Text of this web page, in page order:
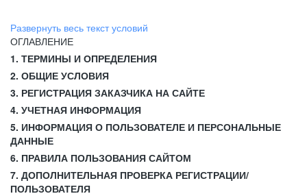
Развернуть весь текст условий
ОГЛАВЛЕНИЕ
1. ТЕРМИНЫ И ОПРЕДЕЛЕНИЯ
2. ОБЩИЕ УСЛОВИЯ
3. РЕГИСТРАЦИЯ ЗАКАЗЧИКА НА САЙТЕ
4. УЧЕТНАЯ ИНФОРМАЦИЯ
5. ИНФОРМАЦИЯ О ПОЛЬЗОВАТЕЛЕ И ПЕРСОНАЛЬНЫЕ
ДАННЫЕ
6. ПРАВИЛА ПОЛЬЗОВАНИЯ САЙТОМ
7. ДОПОЛНИТЕЛЬНАЯ ПРОВЕРКА РЕГИСТРАЦИИ/
ПОЛЬЗОВАТЕЛЯ